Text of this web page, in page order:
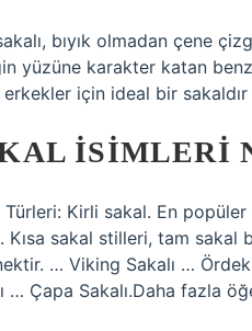
bıyık olmadan çene
yüzüne karakter katan
için ideal bir sakaldır
ISIMLERI
Türleri: Kirli sakal. En
Kısa sakal stilleri, tam sakal
… Viking Sakalı …
… Çapa Sakalı.Daha fazla